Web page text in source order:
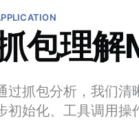
包理解
过抓包分析，我们清
初始化、工具调用操